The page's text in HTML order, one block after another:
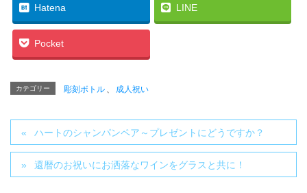
Hatena LINE
Pocket
カテゴリー 彫刻ボトル 、 成人祝い
ハートのシャンパンペア～プレゼントにどうですか？
還暦のお祝いにお洒落なワインをグラスと共に！